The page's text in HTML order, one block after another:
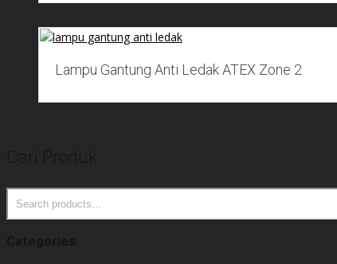
Lampu Gantung Anti Ledak ATEX Zone 2
for: